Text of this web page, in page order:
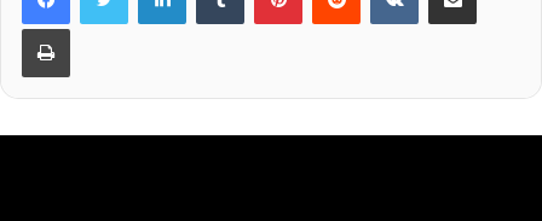
k
Print